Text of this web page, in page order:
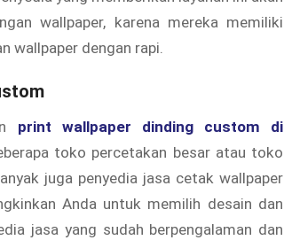
wallpaper, karena mereka memiliki
wallpaper dengan rapi.
print wallpaper dinding custom di
toko percetakan besar atau toko
juga penyedia jasa cetak wallpaper
Anda untuk memilih desain dan
jasa yang sudah berpengalaman dan